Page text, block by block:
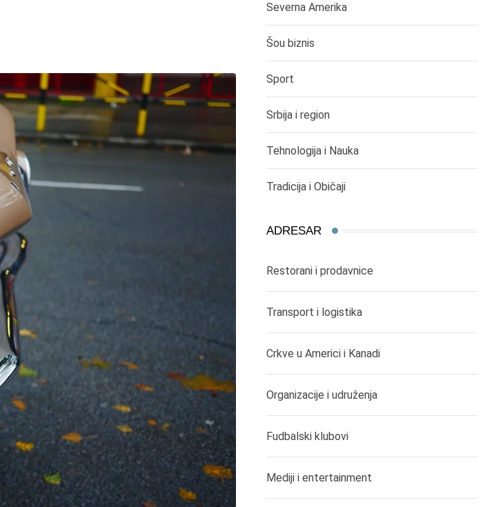
Severna Amerika
Šou biznis
Sport
Srbija i region
Tehnologija i Nauka
Tradicija i Običaji
ADRESAR
Restorani i prodavnice
Transport i logistika
Crkve u Americi i Kanadi
Organizacije i udruženja
Fudbalski klubovi
Mediji i entertainment